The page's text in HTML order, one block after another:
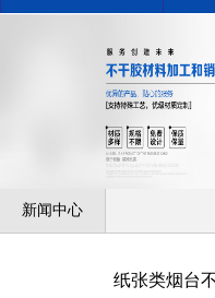
新闻中心
纸张类烟台